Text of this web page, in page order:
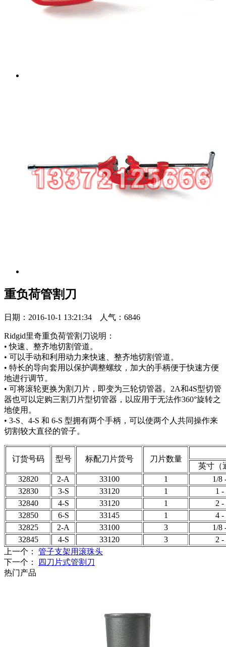
重负荷管割刀
日期：2016-10-1 13:21:34 人气：6846
Ridgid里奇重负荷管割刀说明：
• 快速、整齐地切割管道。
• 可以手动和利用动力来快速、整齐地切割管道。
• 特长的导向套用以保护调整螺纹，加大的手柄便于快速方便
地进行调节。
• 可将滚轮更换为割刀片，即变为三轮切管器。2A和4S型切管
器也可以定购三割刀片型切管器，以应用于无法作360°旋转之
地使用。
• 3-S、4-S 和 6-S 型拥有两个手柄，可以使两个人共同操作来
切割较大直径的管子。
订货号码 型号 标配刀片货号
刀片数量
英寸（
32820
2-A 33100 1
1/8
32830
3-S 33120 1
1 -
32840
4-S 33120 1
2 -
32850
6-S 33145 1
4 -
32825
2-A 33100 3
1/8
32845
4-S 33120 3
2 -
上一个： 管子支架用滚珠头
下一个：
四刀片式管割刀
热门产品